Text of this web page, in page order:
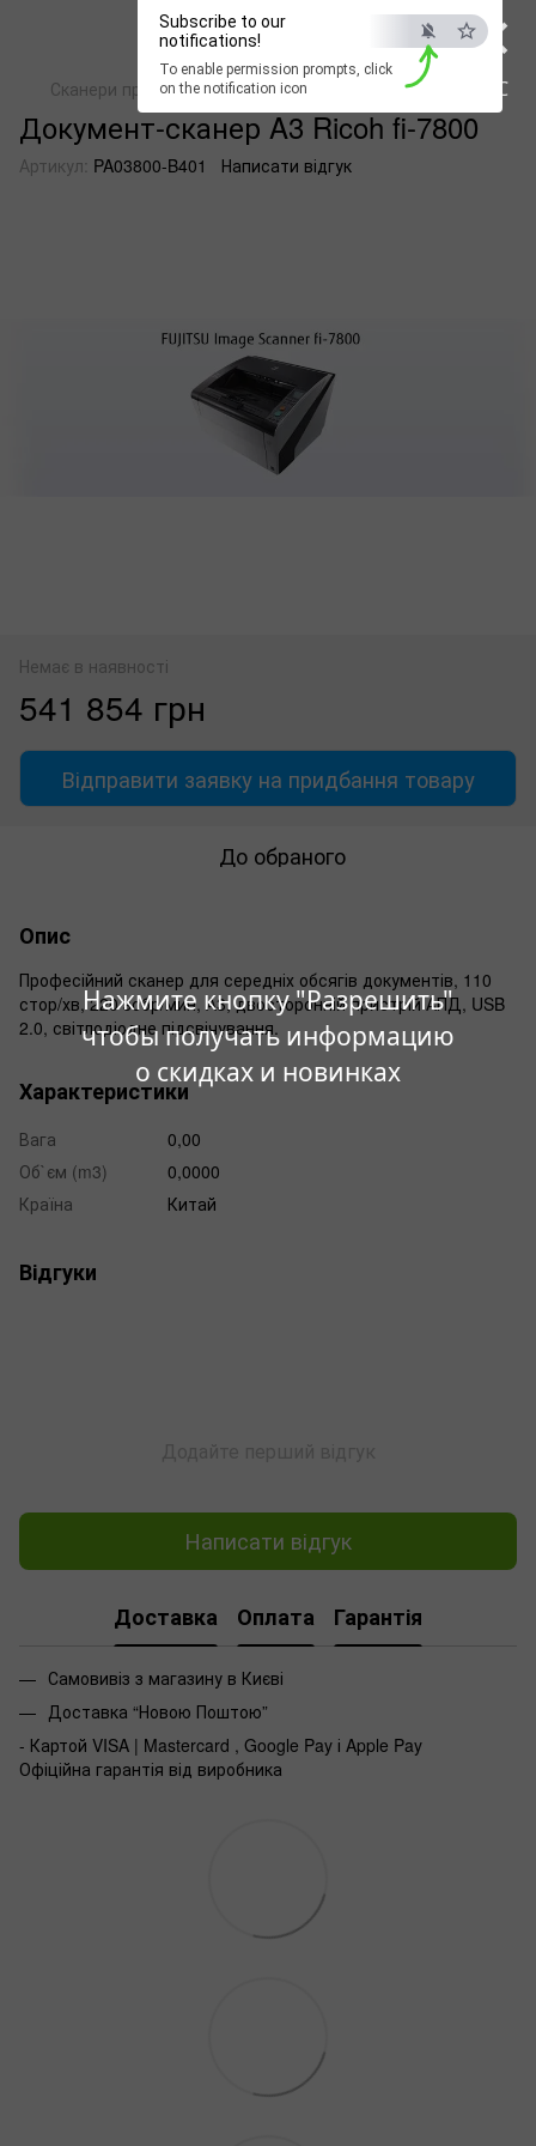
×
ESC
Нажмите кнопку "Разрешить"
чтобы получать информацию
о скидках и новинках
Subscribe to our
notifications!
To enable permission prompts, click
on the notification icon
Сканери протяжні Документ-сканер A3 Ricoh fi-7800
Документ-сканер A3 Ricoh fi-7800
Артикул: PA03800-B401 Написати відгук
Немає в наявності
541 854 грн
Відправити заявку на придбання товару
До обраного
Опис
Професійний сканер для середніх обсягів документів, 110
стор/хв, 220 зобр/мин, А3, двосторонній пристрій АПД, USB
2.0, світлодіодне підсвічування.
Характеристики
Вага
0,00
Об`єм (m3)
0,0000
Країна
Китай
Відгуки
Написати відгук
Доставка Оплата Гарантія
Самовивіз з магазину в Києві
Доставка “Новою Поштою”
- Картой VISA | Mastercard , Google Pay і Apple Pay
Офіційна гарантія від виробника